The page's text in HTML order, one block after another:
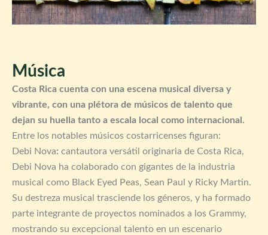
Música
Costa Rica cuenta con una escena musical diversa y
vibrante, con una plétora de músicos de talento que
dejan su huella tanto a escala local como internacional.
Entre los notables músicos costarricenses figuran:
Debi Nova: cantautora versátil originaria de Costa Rica,
Debi Nova ha colaborado con gigantes de la industria
musical como Black Eyed Peas, Sean Paul y Ricky Martin.
Su destreza musical trasciende los géneros, y ha formado
parte integrante de proyectos nominados a los Grammy,
mostrando su excepcional talento en un escenario